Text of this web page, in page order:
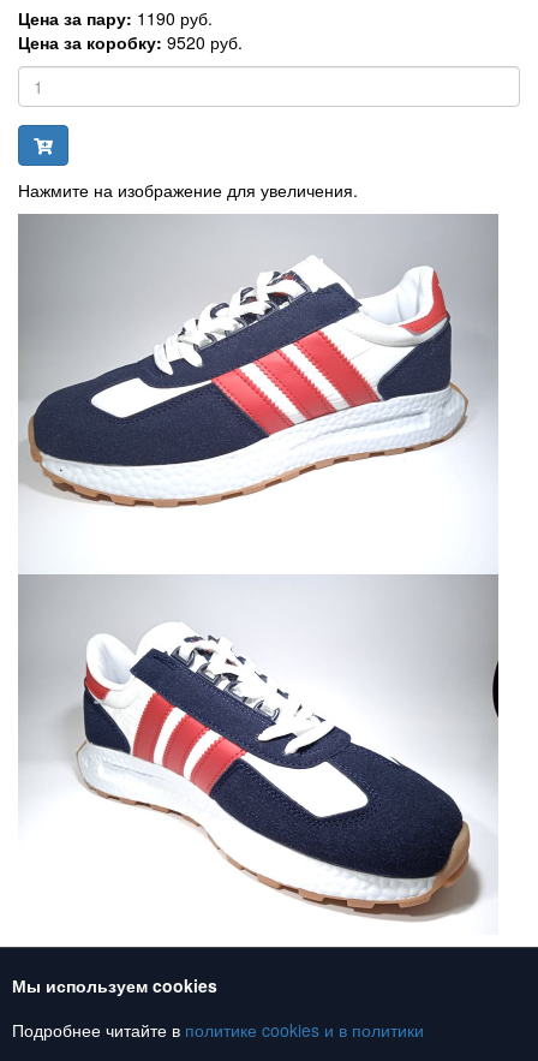
Цена за пару: 1190 руб.
Цена за коробку: 9520 руб.
Нажмите на изображение для увеличения.
Союз обувь, обувь оптом
Мы используем cookies
Подробнее читайте в политике cookies и в политики